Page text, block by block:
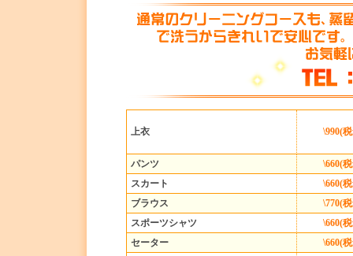
上衣 \990(
パンツ
\660(
スカート
\660(
ブラウス
\770(
スポーツシャツ
\660(
セーター
\660(